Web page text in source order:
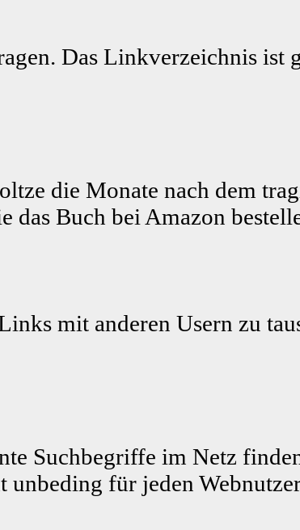
Das Linkverzeichnis ist
die Monate nach dem
das Buch bei Amazon
mit anderen Usern zu
Suchbegriffe im Netz
unbeding für jeden